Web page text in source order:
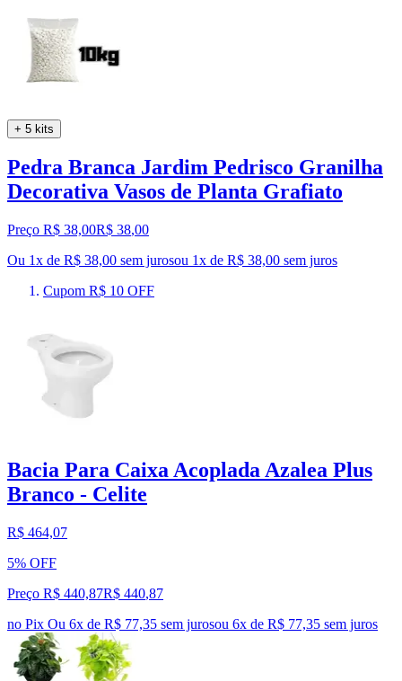
+ 5 kits
Pedra Branca Jardim Pedrisco Granilha
Decorativa Vasos de Planta Grafiato
Preço R$ 38,00R$ 38,00
Ou 1x de R$ 38,00 sem jurosou 1x de R$ 38,00 sem juros
Cupom R$ 10 OFF
Bacia Para Caixa Acoplada Azalea Plus
Branco - Celite
R$ 464,07
5% OFF
Preço R$ 440,87R$ 440,87
no Pix Ou 6x de R$ 77,35 sem jurosou 6x de R$ 77,35 sem juros